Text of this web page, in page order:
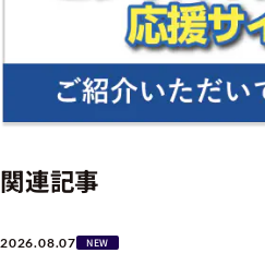
関連記事
2026.08.07 NEW